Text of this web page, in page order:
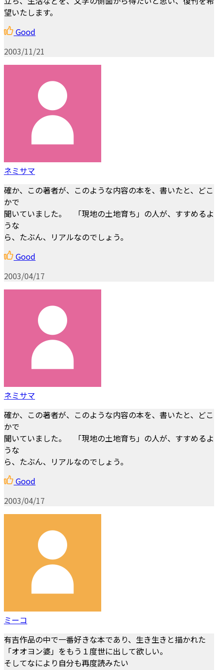
望いたします。
Good
2003/11/21
ネミサマ
確か、この著者が、このような内容の本を、書いたと、どこ
かで
聞いていました。 「現地の土地育ち」の人が、すすめるよ
うな
ら、たぶん、リアルなのでしょう。
Good
2003/04/17
ネミサマ
確か、この著者が、このような内容の本を、書いたと、どこ
かで
聞いていました。 「現地の土地育ち」の人が、すすめるよ
うな
ら、たぶん、リアルなのでしょう。
Good
2003/04/17
ミーコ
有吉作品の中で一番好きな本であり、生き生きと描かれた
「オオヨン婆」をもう１度世に出して欲しい。
そしてなにより自分も再度読みたい